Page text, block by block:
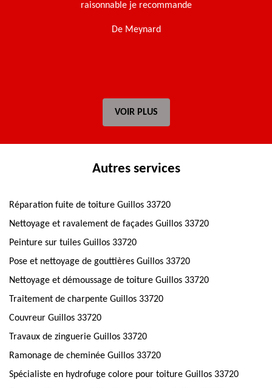
raisonnable je recommande
De Meynard
VOIR PLUS
Autres services
Réparation fuite de toiture Guillos 33720
Nettoyage et ravalement de façades Guillos 33720
Peinture sur tuiles Guillos 33720
Pose et nettoyage de gouttières Guillos 33720
Nettoyage et démoussage de toiture Guillos 33720
Traitement de charpente Guillos 33720
Couvreur Guillos 33720
Travaux de zinguerie Guillos 33720
Ramonage de cheminée Guillos 33720
Spécialiste en hydrofuge colore pour toiture Guillos 33720